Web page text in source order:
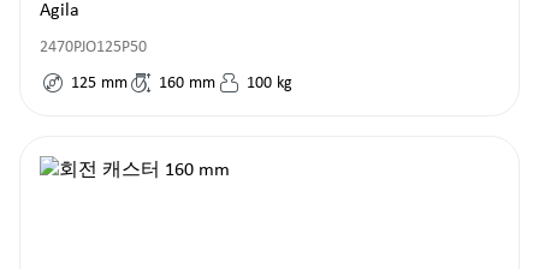
Agila
2470PJO125P50
125 mm 160 mm 100 kg